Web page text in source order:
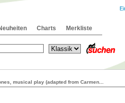
musical play (adapted from Carmen...
Charts Merkliste